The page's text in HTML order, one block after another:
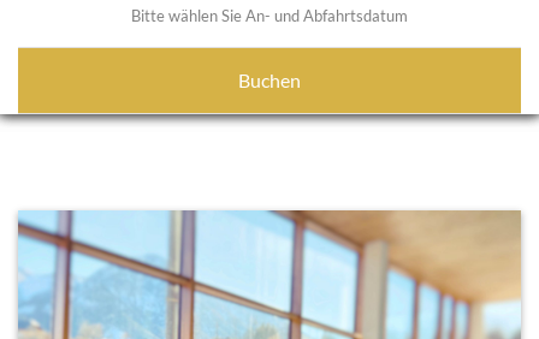
Bitte wählen Sie An- und Abfahrtsdatum
Buchen